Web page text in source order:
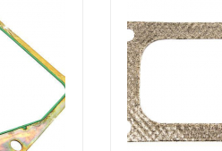
Прокладка